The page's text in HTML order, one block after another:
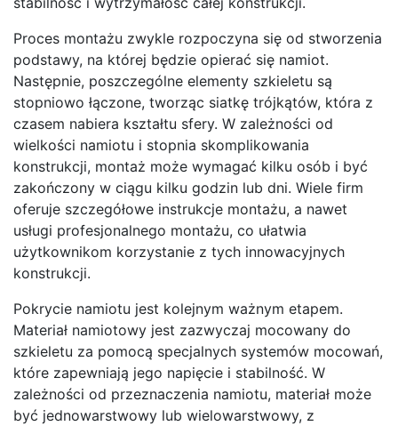
Proces montażu zwykle rozpoczyna się od stworzenia
podstawy, na której będzie opierać się namiot.
Następnie, poszczególne elementy szkieletu są
stopniowo łączone, tworząc siatkę trójkątów, która z
czasem nabiera kształtu sfery. W zależności od
wielkości namiotu i stopnia skomplikowania
konstrukcji, montaż może wymagać kilku osób i być
zakończony w ciągu kilku godzin lub dni. Wiele firm
oferuje szczegółowe instrukcje montażu, a nawet
usługi profesjonalnego montażu, co ułatwia
użytkownikom korzystanie z tych innowacyjnych
konstrukcji.
Pokrycie namiotu jest kolejnym ważnym etapem.
Materiał namiotowy jest zazwyczaj mocowany do
szkieletu za pomocą specjalnych systemów mocowań,
które zapewniają jego napięcie i stabilność. W
zależności od przeznaczenia namiotu, materiał może
być jednowarstwowy lub wielowarstwowy, z